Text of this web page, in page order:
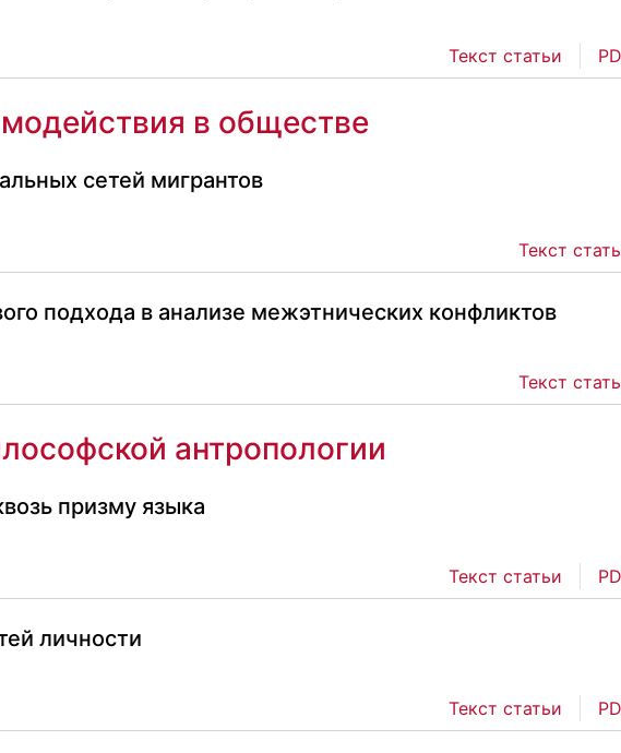
Текст статьи
в обществе
сетей мигрантов
Текст
подхода в анализе межэтнических конфликтов
Текст
антропологии
призму языка
Текст статьи
личности
Текст статьи